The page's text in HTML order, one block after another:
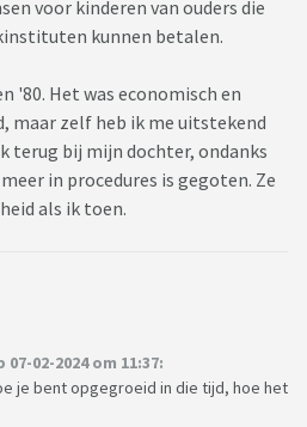
voor kinderen van ouders die
kunnen betalen.
'80. Het was economisch en
maar zelf heb ik me uitstekend
terug bij mijn dochter, ondanks
in procedures is gegoten. Ze
als ik toen.
02-2024 om 11:37:
je bent opgegroeid in die tijd, hoe het